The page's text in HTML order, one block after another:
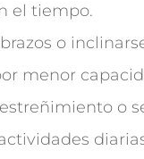
el tiempo.
o
menor
o